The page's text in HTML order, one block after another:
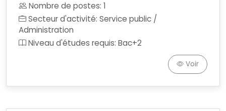
Nombre de postes: 1
Secteur d'activité: Service public /
Administration
Niveau d'études requis: Bac+2
Voir